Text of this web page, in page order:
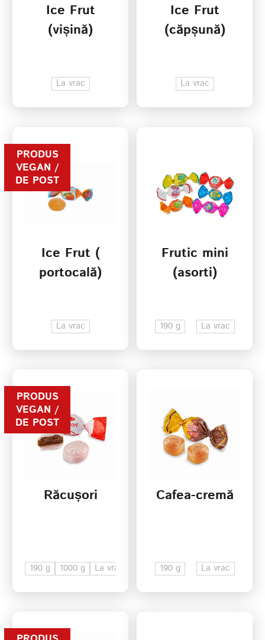
Ice Frut
(vișină)
La vrac
Ice Frut
(căpșună)
La vrac
PRODUS
VEGAN /
DE POST
Ice Frut (
portocală)
La vrac
Frutic mini
(asorti)
190 g La vrac
PRODUS
VEGAN /
DE POST
Răcușori
190 g 1000 g La vrac
Cafea-cremă
190 g La vrac